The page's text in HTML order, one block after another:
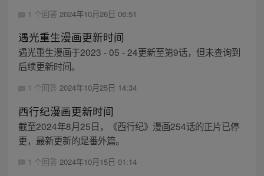
1 个回答 2024年10月26日 06:51
遇光重生漫画更新时间
遇光重生漫画于2023 - 05 - 24更新至第9话，但未查询到
后续更新时间。
1 个回答 2024年10月25日 14:34
西行纪漫画更新时间
截至2024年8月25日，《西行纪》漫画254话的正片已停
更，最新更新的是番外篇。
1 个回答 2024年10月15日 01:14